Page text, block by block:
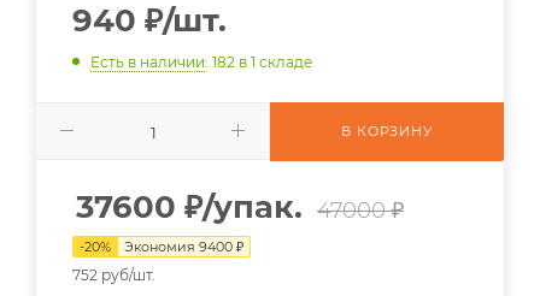
940 ₽/шт.
Есть в наличии: 182 в 1 складе
В КОРЗИНУ
37600 ₽/упак. 47000 ₽
-20% Экономия 9400 ₽
752 руб/шт.